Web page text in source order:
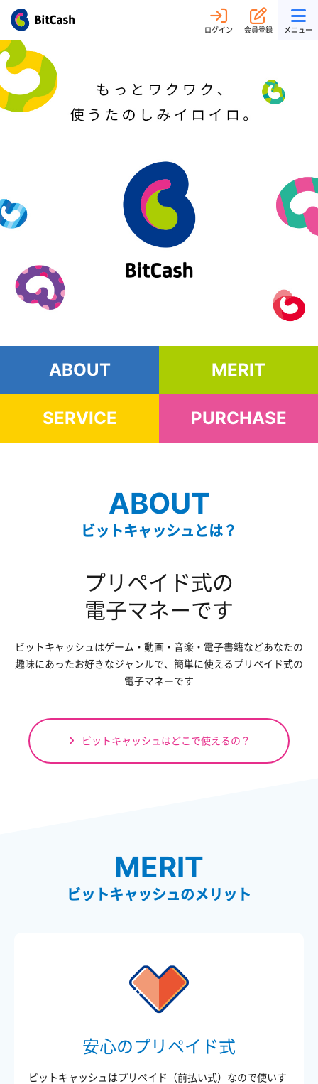
ログイン 会員登録 メニュー
ABOUT MERIT
SERVICE PURCHASE
ABOUT
ビットキャッシュとは？
プリペイド式の
電子マネーです
ビットキャッシュはゲーム・動画・音楽・電子書籍などあなたの
趣味にあったお好きなジャンルで、 簡単に使えるプリペイド式の
電子マネーです
ビットキャッシュはどこで使えるの？
MERIT
ビットキャッシュのメリット
安心のプリペイド式
ビットキャッシュはプリペイド（前払い式）なので使いす